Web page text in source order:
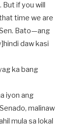
if you will
time we are
Bato—ang
daw kasi
ka bang
iyon ang
malinaw
mula sa lokal